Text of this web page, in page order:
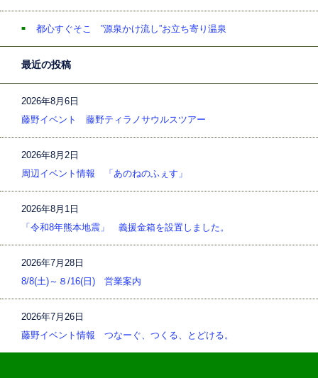
都心すぐそこ ”源泉かけ流し”お立ち寄り温泉
最近の投稿
2026年8月6日
藤野イベント 藤野ティラノサウルスツアー
2026年8月2日
周辺イベント情報 「あのねのふぇす」
2026年8月1日
「令和8年熊本地震」 義援金箱を設置しました。
2026年7月28日
8/8(土)～８/16(日) 営業案内
2026年7月26日
藤野イベント情報 つなーぐ、つくる、とどける。